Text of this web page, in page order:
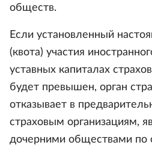
обществ.
Если установленный
(квота) участия
уставных капиталах
будет превышен, орган
отказывает в
страховым организациям,
дочерними обществами по